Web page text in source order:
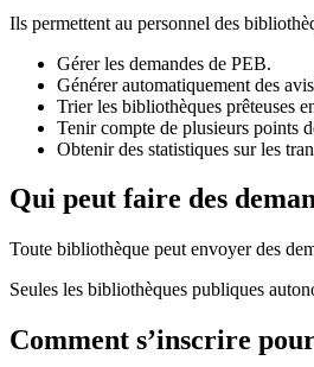
Ils permettent au personnel des
Gérer les demandes de PEB.
Générer automatiquement des
Trier les bibliothèques prêteuses
Tenir compte de plusieurs points
Obtenir des statistiques sur les
Qui peut faire des
Toute bibliothèque peut envoyer des
Seules les bibliothèques publiques
Comment s’inscrire